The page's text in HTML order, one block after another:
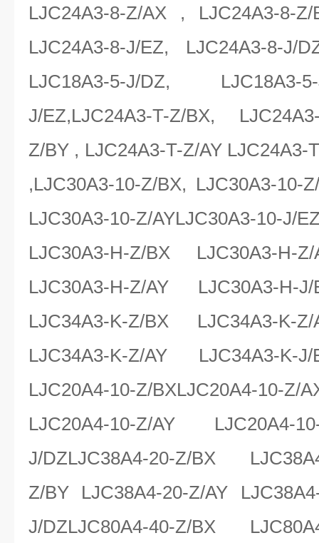
LJC24A3-8-Z/AX , LJC24A3-8-
LJC24A3-8-J/EZ, LJC24A3-8-J/
LJC18A3-5-J/DZ, LJC18A3-
J/EZ,LJC24A3-T-Z/BX,
Z/BY , LJC24A3-T-Z/AY LJC24A3-
,LJC30A3-10-Z/BX, LJC30A3-10-
LJC30A3-10-Z/AYLJC30A3-10-J/
LJC30A3-H-Z/BX LJC30A3-H-
LJC30A3-H-Z/AY LJC30A3-H-
LJC34A3-K-Z/BX LJC34A3-K-
LJC34A3-K-Z/AY LJC34A3-K-
LJC20A4-10-Z/BXLJC20A4-10-
LJC20A4-10-Z/AY LJC20A4-
J/DZLJC38A4-20-Z/BX
Z/BY LJC38A4-20-Z/AY
J/DZLJC80A4-40-Z/BX